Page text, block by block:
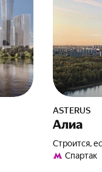
ASTERUS
Алиа
Строится,
Спартак